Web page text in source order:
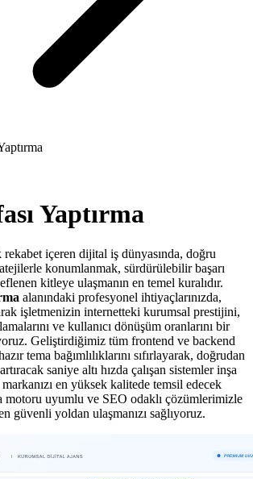
Yaptırma
içeren dijital iş dünyasında, doğru
konumlanmak, sürdürülebilir başarı
kitleye ulaşmanın en temel kuralıdır.
alanındaki profesyonel ihtiyaçlarınızda,
işletmenizin internetteki kurumsal prestijini,
ve kullanıcı dönüşüm oranlarını bir
Geliştirdiğimiz tüm frontend ve backend
tema bağımlılıklarını sıfırlayarak, doğrudan
saniye altı hızda çalışan sistemler inşa
en yüksek kalitede temsil edecek
motoru uyumlu ve SEO odaklı çözümlerimizle
güvenli yoldan ulaşmanızı sağlıyoruz.